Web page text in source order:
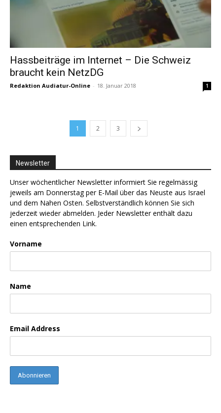
Hassbeiträge im Internet – Die Schweiz
braucht kein NetzDG
Redaktion Audiatur-Online - 18. Januar 2018 1
1 2 3
Newsletter
Unser wöchentlicher Newsletter informiert Sie regelmässig
jeweils am Donnerstag per E-Mail über das Neuste aus Israel
und dem Nahen Osten. Selbstverständlich können Sie sich
jederzeit wieder abmelden. Jeder Newsletter enthält dazu
einen entsprechenden Link.
Vorname
Name
Email Address